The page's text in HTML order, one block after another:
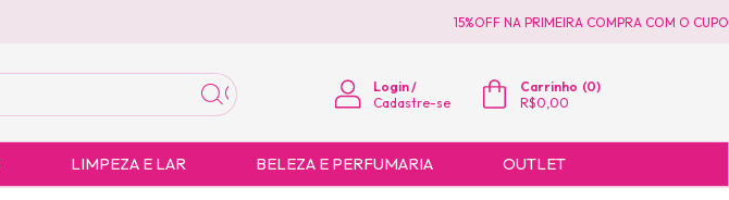
15%OFF NA PRIMEIRA COMPRA COM O CUPOM
Login /
Cadastre-se
Carrinho (0)
R$0,00
LIMPEZA E LAR BELEZA E PERFUMARIA OUTLET